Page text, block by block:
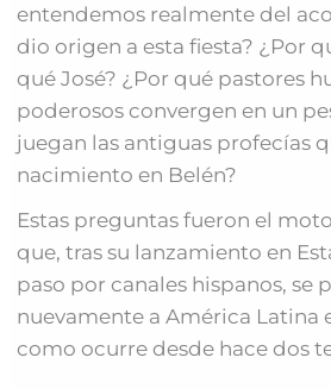
entendemos realmente del
dio origen a esta fiesta? ¿Por
qué José? ¿Por qué pastores
poderosos convergen en un
juegan las antiguas profecías
nacimiento en Belén?
Estas preguntas fueron el
que, tras su lanzamiento en
paso por canales hispanos, se
nuevamente a América Latina
como ocurre desde hace dos